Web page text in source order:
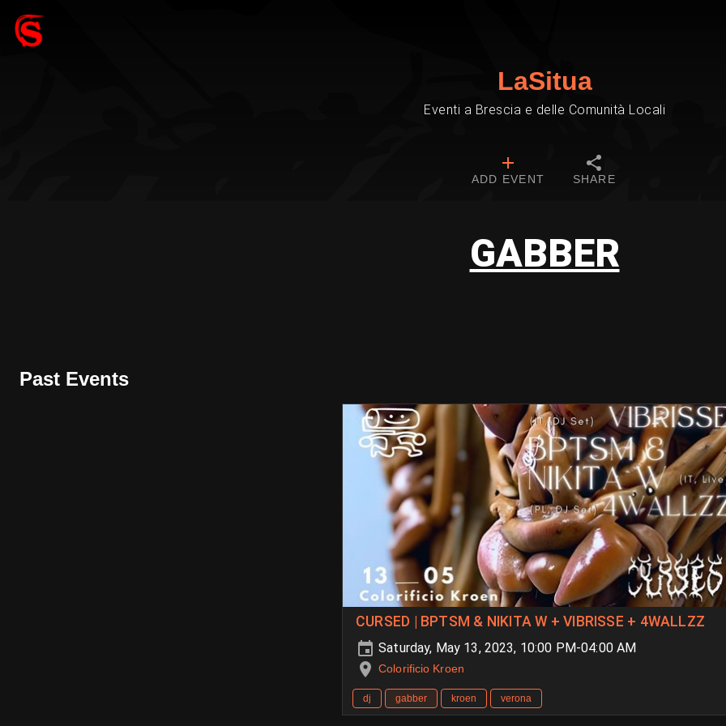
LaSitua
Eventi a Brescia e delle Comunità Locali
ADD EVENT SHARE
GABBER
Past Events
CURSED | BPTSM & NIKITA W + VIBRISSE + 4WALLZZ
Saturday, May 13, 2023, 10:00 PM-04:00 AM
Colorificio Kroen
dj gabber kroen verona